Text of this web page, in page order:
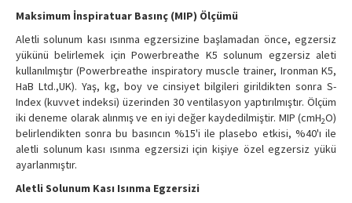
Maksimum İnspiratuar Basınç (MIP) Ölçümü
Aletli solunum kası ısınma egzersizine başlamadan önce, egzersiz
yükünü belirlemek için Powerbreathe K5 solunum egzersiz aleti
kullanılmıştır (Powerbreathe inspiratory muscle trainer, Ironman K5,
HaB Ltd.,UK). Yaş, kg, boy ve cinsiyet bilgileri girildikten sonra S-
Index (kuvvet indeksi) üzerinden 30 ventilasyon yaptırılmıştır. Ölçüm
iki deneme olarak alınmış ve en iyi değer kaydedilmiştir. MIP (cmH2O)
belirlendikten sonra bu basıncın %15'i ile plasebo etkisi, %40'ı ile
aletli solunum kası ısınma egzersizi için kişiye özel egzersiz yükü
ayarlanmıştır.
Aletli Solunum Kası Isınma Egzersizi